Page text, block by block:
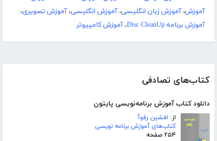
کتاب‌های تصادفی
دانلود کتاب آموزش برنامه‌نویسی پایتون
از: افشین رفوآ
کتاب‌های آموزش برنامه نویسی
۲۵۴ صفحه
آموزش،آموزش زبان انگلیسی،آموزش انگلیسی،آموزش تصویری،
آموزش برنامه Disc CleanUp
،آموزش کامپیوتر